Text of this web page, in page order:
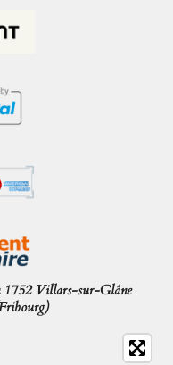
1752 Villars-sur-Glâne